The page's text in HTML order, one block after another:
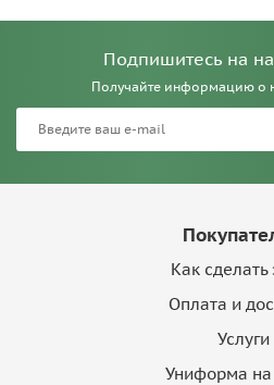
Подпишитесь на
Получайте информацию о
Как сделать
Оплата и
Услуги
Униформа на